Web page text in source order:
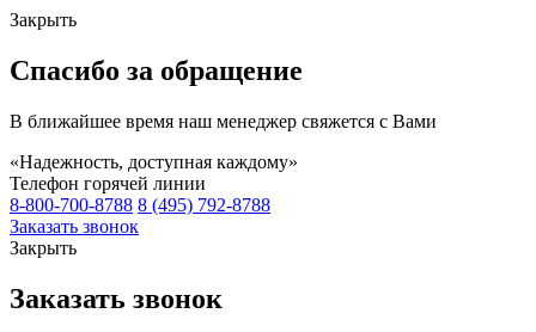
Закрыть
Спасибо за обращение
В ближайшее время наш менеджер свяжется с Вами
«Надежность, доступная каждому»
Телефон горячей линии
8-800-700-8788 8 (495) 792-8788
Заказать звонок
Закрыть
Заказать звонок